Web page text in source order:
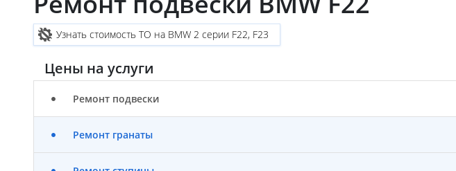
Узнать стоимость ТО на BMW 2 серии F22, F23
Цены на услуги
Ремонт подвески
Ремонт гранаты